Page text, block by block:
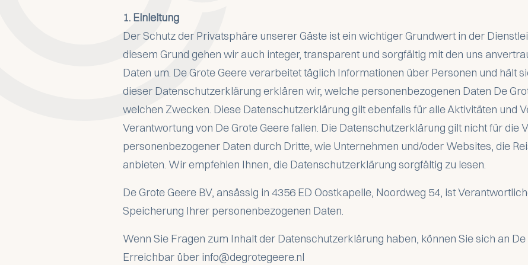
1. Einleitung
Der Schutz der Privatsphäre unserer Gäste ist ein wichtiger Grundwert in der
diesem Grund gehen wir auch integer, transparent und sorgfältig mit den uns
Daten um. De Grote Geere verarbeitet täglich Informationen über Personen und hält
dieser Datenschutzerklärung erklären wir, welche personenbezogenen Daten De
welchen Zwecken. Diese Datenschutzerklärung gilt ebenfalls für alle Aktivitäten und
Verantwortung von De Grote Geere fallen. Die Datenschutzerklärung gilt nicht für die
personenbezogener Daten durch Dritte, wie Unternehmen und/oder Websites, die
anbieten. Wir empfehlen Ihnen, die Datenschutzerklärung sorgfältig zu lesen.
De Grote Geere BV, ansässig in 4356 ED Oostkapelle, Noordweg 54, ist
Speicherung Ihrer personenbezogenen Daten.
Wenn Sie Fragen zum Inhalt der Datenschutzerklärung haben, können Sie sich an De
Erreichbar über info@degrotegeere.nl